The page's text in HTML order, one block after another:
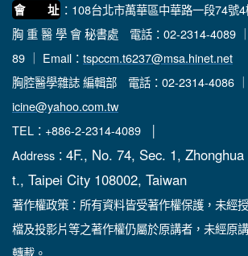
會 址 ：108台北市萬華區中華路一段74號
胸 重 醫 學 會 秘書處 電話：02-2314-4089
89 ｜ Email： tspccm.t6237@msa.hinet.net
胸腔醫學雜誌 編輯部 電話：02-2314-4086
icine@yahoo.com.tw
TEL：+886-2-2314-4089 │
Address： 4F., No. 74, Sec. 1,
t., Taipei City 108002, Taiwan
著作權政策：所有資料皆受著作權保護，未經
檔及投影片等之著作權仍屬於原講者，未經原